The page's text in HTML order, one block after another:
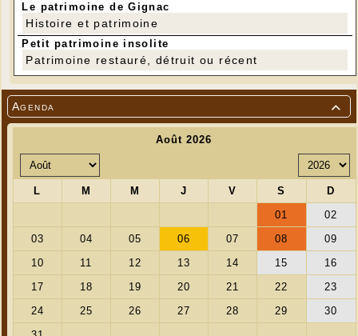

Agenda
Le patrimoine de Gignac
Histoire et patrimoine
Petit patrimoine insolite
Patrimoine restauré, détruit ou récent